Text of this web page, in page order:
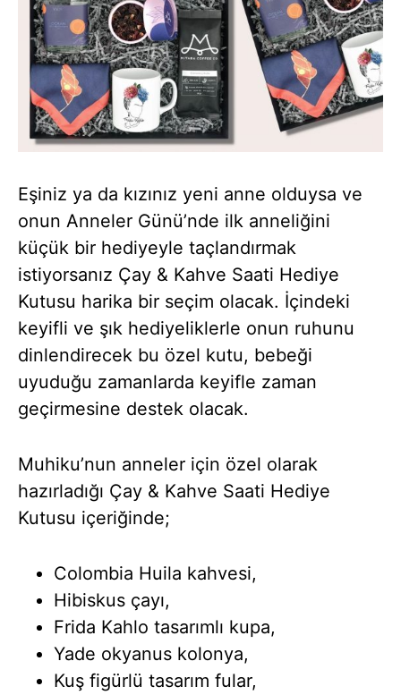
Eşiniz ya da kızınız yeni anne olduysa ve
onun Anneler Günü’nde ilk anneliğini
küçük bir hediyeyle taçlandırmak
istiyorsanız Çay & Kahve Saati Hediye
Kutusu harika bir seçim olacak. İçindeki
keyifli ve şık hediyeliklerle onun ruhunu
dinlendirecek bu özel kutu, bebeği
uyuduğu zamanlarda keyifle zaman
geçirmesine destek olacak.
Muhiku’nun anneler için özel olarak
hazırladığı Çay & Kahve Saati Hediye
Kutusu içeriğinde;
Colombia Huila kahvesi,
Hibiskus çayı,
Frida Kahlo tasarımlı kupa,
Yade okyanus kolonya,
Kuş figürlü tasarım fular,